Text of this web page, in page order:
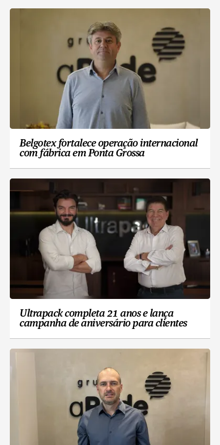
Belgotex fortalece operação internacional
com fábrica em Ponta Grossa
Ultrapack completa 21 anos e lança
campanha de aniversário para clientes